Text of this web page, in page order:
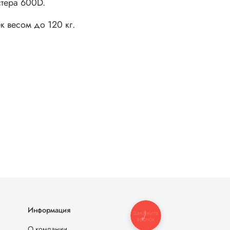
600D.
весом до 120 кг.
Информация
Закажите
звонок